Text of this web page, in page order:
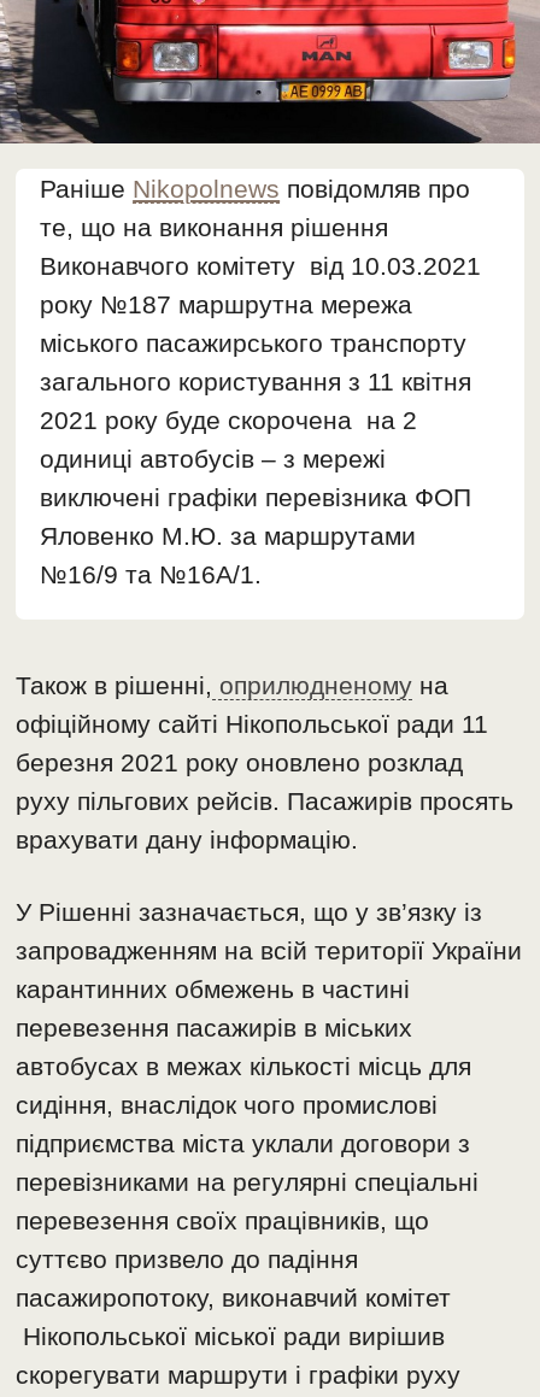
Раніше Nikopolnews повідомляв про
те, що на виконання рішення
Виконавчого комітету від 10.03.2021
року №187 маршрутна мережа
міського пасажирського транспорту
загального користування з 11 квітня
2021 року буде скорочена на 2
одиниці автобусів – з мережі
виключені графіки перевізника ФОП
Яловенко М.Ю. за маршрутами
№16/9 та №16А/1.
Також в рішенні, оприлюдненому на
офіційному сайті Нікопольської ради 11
березня 2021 року оновлено розклад
руху пільгових рейсів. Пасажирів просять
врахувати дану інформацію.
У Рішенні зазначається, що у зв’язку із
запровадженням на всій території України
карантинних обмежень в частині
перевезення пасажирів в міських
автобусах в межах кількості місць для
сидіння, внаслідок чого промислові
підприємства міста уклали договори з
перевізниками на регулярні спеціальні
перевезення своїх працівників, що
суттєво призвело до падіння
пасажиропотоку, виконавчий комітет
Нікопольської міської ради вирішив
скорегувати маршрути і графіки руху